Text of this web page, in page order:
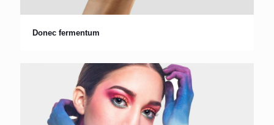
Donec fermentum